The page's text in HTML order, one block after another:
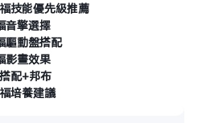
技能優先級推薦
音擎選擇
驅動盤搭配
影畫效果
配+邦布
培養建議